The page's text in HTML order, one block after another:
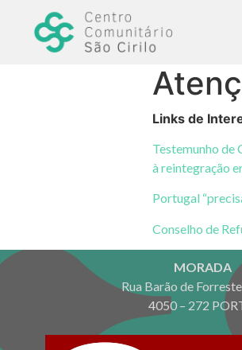
Links de
Testemunho de
à reintegração
Portugal
Conselho de
MORADA
Rua Barão de
4050 – 272